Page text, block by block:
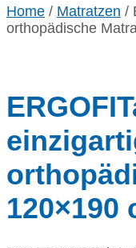
Home / Matratzen /
orthopädische
120×190